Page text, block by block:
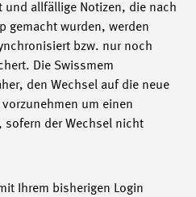
allfällige Notizen, die nach
gemacht wurden, werden
bzw. nur noch
Die Swissmem
den Wechsel auf die neue
um einen
sofern der Wechsel nicht
Ihrem bisherigen Login